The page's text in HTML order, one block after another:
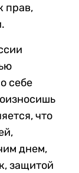
прав,
себе
что
днем,
защитой